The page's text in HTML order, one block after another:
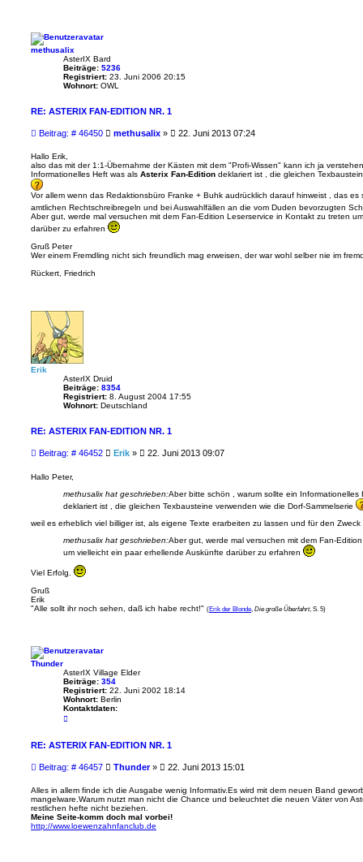
methusalix
AsterIX Bard
Beiträge: 5236
Registriert: 23. Juni 2006 20:15
Wohnort: OWL
RE: ASTERIX FAN-EDITION NR. 1
Beitrag: # 46450B
t
r
g
methusalix » 22. Juni 2013 07:24
Hallo Erik,
also das mit der 1:1-Übernahme der Kästen mit dem "Profi-Wissen" kann ich ja
Informationelles Heft was als Asterix Fan-Edition deklariert ist , die gleichen
Vor allem wenn das Redaktionsbüro Franke + Buhk audrücklich darauf hinweist , das
amtlichen Rechtschreibregeln und bei Auswahlfällen an die vom Duden bevorzugten
Aber gut, werde mal versuchen mit dem Fan-Edition Leserservice in Kontakt zu treten
darüber zu erfahren
Gruß Peter
Wer einem Fremdling nicht sich freundlich mag erweisen, der war wohl selber nie im
Rückert, Friedrich
Erik
AsterIX Druid
Beiträge: 8354
Registriert: 8. August 2004 17:55
Wohnort: Deutschland
RE: ASTERIX FAN-EDITION NR. 1
Beitrag: # 46452B
r
a
g
Erik » 22. Juni 2013 09:07
Hallo Peter,
methusalix hat geschrieben:Aber bitte schön , warum sollte ein Informationelles
deklariert ist , die gleichen Texbausteine verwenden wie die Dorf-Sammelserie
weil es erheblich viel billiger ist, als eigene Texte erarbeiten zu lassen und für den
methusalix hat geschrieben:Aber gut, werde mal versuchen mit dem Fan-
um vielleicht ein paar erhellende Auskünfte darüber zu erfahren
Viel Erfolg.
Gruß
Erik
"Alle sollt ihr noch sehen, daß ich habe recht!" (Erik der Blonde Die große Überfahrt, S. 5)
Thunder
AsterIX Village Elder
Beiträge: 354
Registriert: 22. Juni 2002 18:14
Wohnort: Berlin
Kontaktdaten:
t
t
a
t
e
n
v
o
RE: ASTERIX FAN-EDITION NR. 1
Beitrag: # 46457B
i
t
r
a
Thunder» 22. Juni 2013 15:01
Alles in allem finde ich die Ausgabe wenig Informativ.Es wird mit dem neuen Band
mangelware.Warum nutzt man nicht die Chance und beleuchtet die neuen Väter von
restlichen hefte nicht beziehen.
Meine Seite-komm doch mal vorbei!
http://www.loewenzahnfanclub.de